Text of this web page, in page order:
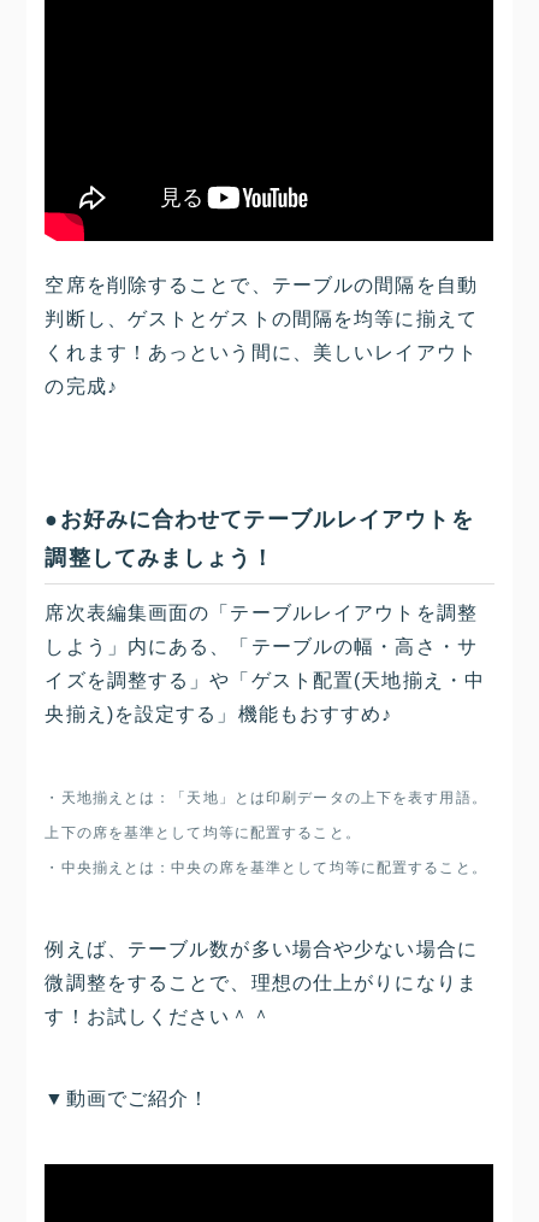
空席を削除することで、テーブルの間隔を自動
判断し、ゲストとゲストの間隔を均等に揃えて
くれます！あっという間に、美しいレイアウト
の完成♪
●お好みに合わせてテーブルレイアウトを
調整してみましょう！
席次表編集画面の「テーブルレイアウトを調整
しよう」内にある、「テーブルの幅・高さ・サ
イズを調整する」や「ゲスト配置(天地揃え・中
央揃え)を設定する」機能もおすすめ♪
・天地揃えとは：「天地」とは印刷データの上下を表す用語。
上下の席を基準として均等に配置すること。
・中央揃えとは：中央の席を基準として均等に配置すること。
例えば、テーブル数が多い場合や少ない場合に
微調整をすることで、理想の仕上がりになりま
す！お試しください＾＾
▼動画でご紹介！